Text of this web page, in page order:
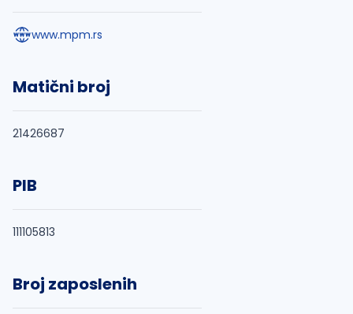
www.mpm.rs
Matični broj
21426687
PIB
111105813
Broj zaposlenih